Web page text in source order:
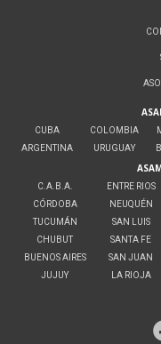
CUBA
ARGENTINA
COLOMBIA
URUGUAY
C.A.B.A.
CÓRDOBA
TUCUMÁN
CHUBUT
BUENOS AIRES
JUJUY
ENTRE RIOS
NEUQUÉN
SAN LUIS
SANTA FE
SAN JUAN
LA RIOJA